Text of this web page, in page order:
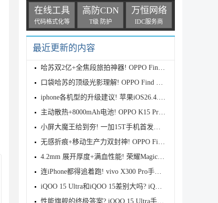
在线工具
代码格式化等
高防CDN
T级 防护
万恒网络
IDC服务商
最近更新的内容
哈苏双2亿+全焦段旅拍神器! OPPO Find X9s Pro首发全
口袋哈苏的顶级光影理解! OPPO Find X9 Ultra首发评测
iphone各机型的升级建议! 苹果iOS26.4.1正式版续航测
主动散热+8000mAh电池! OPPO K15 Pro首发评测
小屏大魔王给到夯! 一加15T手机首发测评
无感折痕+移动生产力双封神! OPPO Find N6首发测评
4.2mm 展开厚度+满血性能! 荣耀Magic V6首发测评
连iPhone都得追着跑! vivo X300 Pro手机首发评测
iQOO 15 Ultra和iQOO 15差别大吗? iQOO 15/Ultra区别
性能旗舰的终极答案? iQOO 15 Ultra手机全面评测